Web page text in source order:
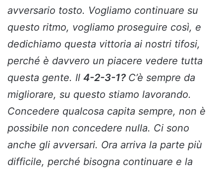
avversario tosto. Vogliamo continuare su
questo ritmo, vogliamo proseguire così, e
dedichiamo questa vittoria ai nostri tifosi,
perché è davvero un piacere vedere tutta
questa gente. Il 4-2-3-1? C’è sempre da
migliorare, su questo stiamo lavorando.
Concedere qualcosa capita sempre, non è
possibile non concedere nulla. Ci sono
anche gli avversari. Ora arriva la parte più
difficile, perché bisogna continuare e la